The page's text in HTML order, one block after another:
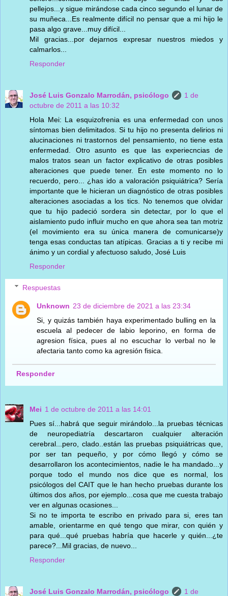
pellejos...y sigue mirándose cada cinco segundo el lunar de
su muñeca...Es realmente difícil no pensar que a mi hijo le
pasa algo grave...muy difícil...
Mil gracias...por dejarnos expresar nuestros miedos y
calmarlos...
Responder
José Luis Gonzalo Marrodán, psicólogo
1 de
octubre de 2011 a las 10:32
Hola Mei: La esquizofrenia es una enfermedad con unos
síntomas bien delimitados. Si tu hijo no presenta delirios ni
alucinaciones ni trastornos del pensamiento, no tiene esta
enfermedad. Otro asunto es que las experiecncias de
malos tratos sean un factor explicativo de otras posibles
alteraciones que puede tener. En este momento no lo
recuerdo, pero... ¿has ido a valoración psiquiátrica? Sería
importante que le hicieran un diagnóstico de otras posibles
alteraciones asociadas a los tics. No tenemos que olvidar
que tu hijo padeció sordera sin detectar, por lo que el
aislamiento pudo influir mucho en que ahora sea tan motriz
(el movimiento era su única manera de comunicarse)y
tenga esas conductas tan atípicas. Gracias a ti y recibe mi
ánimo y un cordial y afectuoso saludo, José Luis
Responder
Respuestas
Unknown 23 de diciembre de 2021 a las 23:34
Si, y quizás también haya experimentado bulling en la
escuela al pedecer de labio leporino, en forma de
agresion física, pues al no escuchar lo verbal no le
afectaria tanto como ka agresión fisica.
Responder
Mei 1 de octubre de 2011 a las 14:01
Pues sí...habrá que seguir mirándolo...la pruebas técnicas
de neuropediatría descartaron cualquier alteración
cerebral...pero, clado..están las pruebas psiquiátricas que,
por ser tan pequeño, y por cómo llegó y cómo se
desarrollaron los acontecimientos, nadie le ha mandado...y
porque todo el mundo nos dice que es normal, los
psicólogos del CAIT que le han hecho pruebas durante los
últimos dos años, por ejemplo...cosa que me cuesta trabajo
ver en algunas ocasiones...
Si no te importa te escribo en privado para si, eres tan
amable, orientarme en qué tengo que mirar, con quién y
para qué...qué pruebas habría que hacerle y quién...¿te
parece?...Mil gracias, de nuevo...
Responder
José Luis Gonzalo Marrodán, psicólogo
1 de